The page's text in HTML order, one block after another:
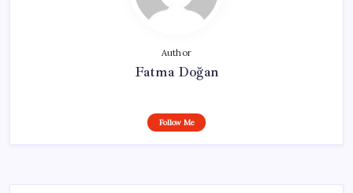
Author
Fatma Doğan
Follow Me